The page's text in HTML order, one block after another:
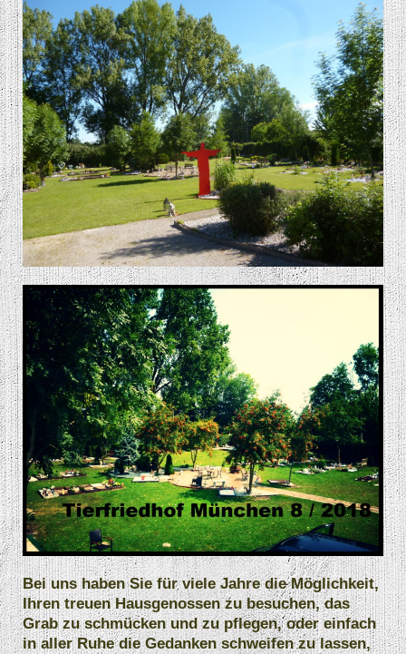
Bei uns haben Sie für viele Jahre die Möglichkeit,
Ihren treuen Hausgenossen zu besuchen, das
Grab zu schmücken und zu pflegen, oder einfach
in aller Ruhe die Gedanken schweifen zu lassen,